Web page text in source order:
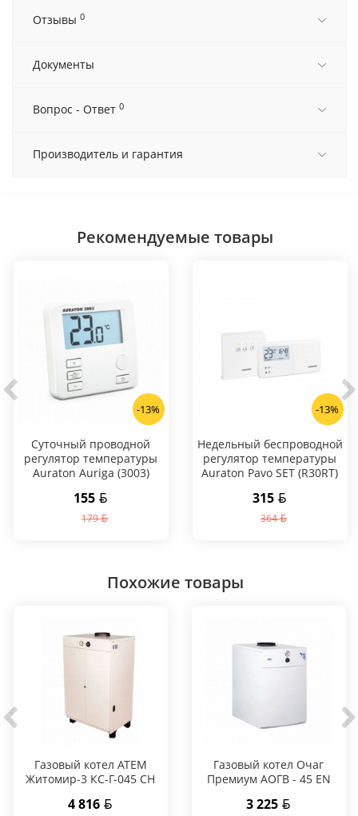
Отзывы 0
Документы
Вопрос - Ответ 0
Производитель и гарантия
Рекомендуемые товары
-13%
Суточный проводной
регулятор температуры
Auraton Auriga (3003)
155
179
-13%
Hедельный беспроводной
регулятор температуры
Auraton Pavo SET (R30RT)
315
364
Похожие товары
Газовый котел АТЕМ
Житомир-3 КС-Г-045 СН
4 816
Газовый котел Очаг
Премиум АОГВ - 45 ЕN
3 225